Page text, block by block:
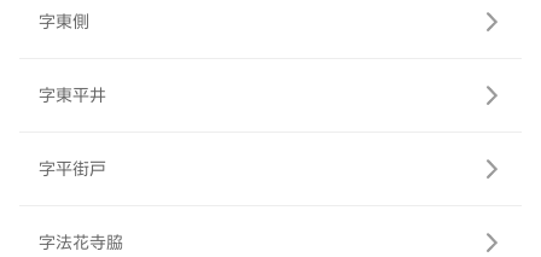
字東側
字東平井
字平街戸
字法花寺脇